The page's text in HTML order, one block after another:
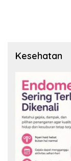
Kesehatan